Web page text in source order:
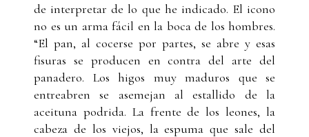
de interpretar de lo que he indicado. El icono
no es un arma fácil en la boca de los hombres.
“El pan, al cocerse por partes, se abre y esas
fisuras se producen en contra del arte del
panadero. Los higos muy maduros que se
entreabren se asemejan al estallido de la
aceituna podrida. La frente de los leones, la
cabeza de los viejos, la espuma que sale del